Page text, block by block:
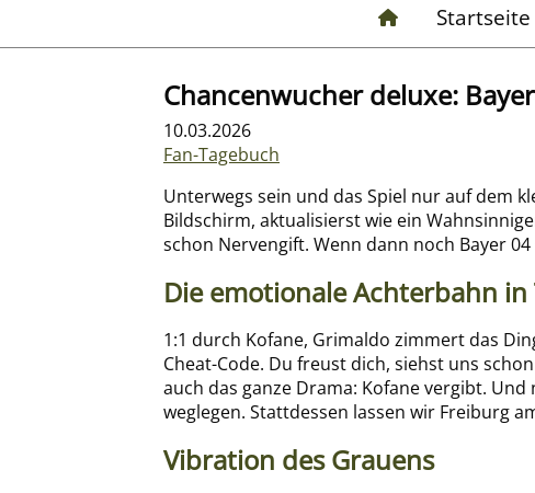
Startseite
Chancenwucher deluxe:
10.03.2026
Fan-Tagebuch
Unterwegs sein und das Spiel nur auf dem
Bildschirm, aktualisierst wie ein
schon Nervengift. Wenn dann noch Bayer
Die emotionale Achterbahn
1:1 durch Kofane, Grimaldo zimmert das
Cheat-Code. Du freust dich, siehst uns
auch das ganze Drama: Kofane vergibt.
weglegen. Stattdessen lassen wir Freiburg
Vibration des Grauens